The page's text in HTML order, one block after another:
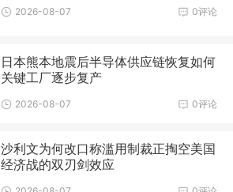
0评论
2026-08-07
日本熊本地震后半导体供应链恢复如何
关键工厂逐步复产
0评论
2026-08-07
沙利文为何改口称滥用制裁正掏空美国
经济战的双刃剑效应